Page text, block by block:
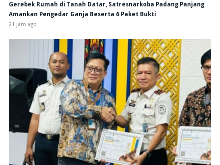
Gerebek Rumah di Tanah Datar, Satresnarkoba Padang Panjang
Amankan Pengedar Ganja Beserta 6 Paket Bukti
21 jam ago